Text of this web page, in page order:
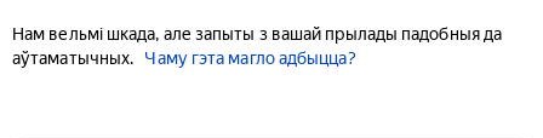
Нам вельмі шкада, але запыты з вашай прылады падобныя да
аўтаматычных.
Чаму гэта магло адбыцца?